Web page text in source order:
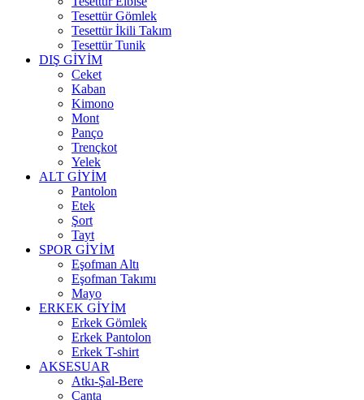
Tesettür Gömlek
Tesettür İkili Takım
Tesettür Tunik
DIŞ GİYİM
Ceket
Kaban
Kimono
Mont
Panço
Trençkot
Yelek
ALT GİYİM
Pantolon
Etek
Şort
Tayt
SPOR GİYİM
Eşofman Altı
Eşofman Takımı
Mayo
ERKEK GİYİM
Erkek Gömlek
Erkek Pantolon
Erkek T-shirt
AKSESUAR
Atkı-Şal-Bere
Çanta